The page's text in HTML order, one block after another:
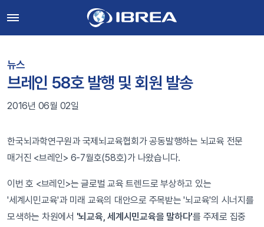
뉴스
브레인 58호 발행 및 회원 발송
2016년 06월 02일
한국뇌과학연구원과 국제뇌교육협회가 공동발행하는 뇌교육 전문
매거진 <브레인> 6-7월호(58호)가 나왔습니다.
이번 호 <브레인>는 글로벌 교육 트렌드로 부상하고 있는
'세계시민교육'과 미래 교육의 대안으로 주목받는 '뇌교육'의 시너지를
모색하는 차원에서 '뇌교육, 세계시민교육을 말하다'를 주제로 집중